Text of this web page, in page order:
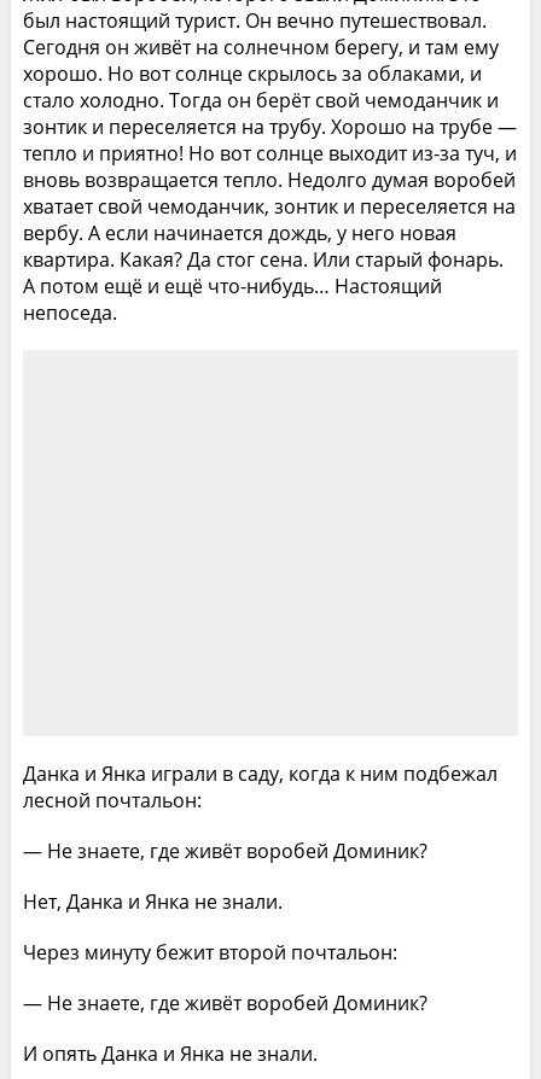
был настоящий турист. Он вечно путешествовал.
Сегодня он живёт на солнечном берегу, и там ему
хорошо. Но вот солнце скрылось за облаками, и
стало холодно. Тогда он берёт свой чемоданчик и
зонтик и переселяется на трубу. Хорошо на трубе —
тепло и приятно! Но вот солнце выходит из-за туч, и
вновь возвращается тепло. Недолго думая воробей
хватает свой чемоданчик, зон­тик и переселяется на
вербу. А если начинается дождь, у него новая
квартира. Какая? Да стог сена. Или ста­рый фонарь.
А потом ещё и ещё что-нибудь… Настоя­щий
непоседа.
Данка и Янка играли в саду, когда к ним подбе­жал
лесной почтальон:
— Не знаете, где живёт воробей Доминик?
Нет, Данка и Янка не знали.
Через минуту бежит второй почтальон:
— Не знаете, где живёт воробей Доминик?
И опять Данка и Янка не знали.